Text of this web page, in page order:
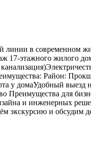
в современном
17-этажного жилого
Район:
у домаУдобный
Преимущества для
и инженерных
экскурсию и обсудим